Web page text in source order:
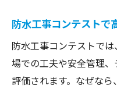
あり
優秀な防水工
防水工事にお
意
防水工事コンテストで
防水工事コンテストで
場での工夫や安全管理
評価されます。なぜな